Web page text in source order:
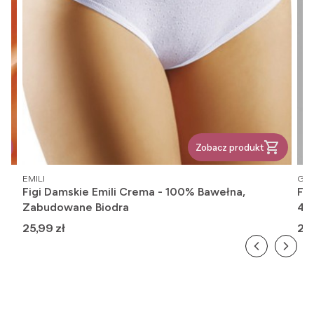
Zobacz produkt
PRODUCENT
EMILI
Figi Damskie Emili Crema - 100% Bawełna,
Zabudowane Biodra
Cena
25,99 zł